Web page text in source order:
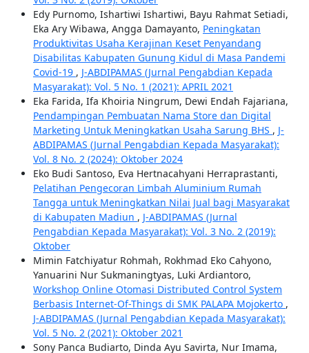
Edy Purnomo, Ishartiwi Ishartiwi, Bayu Rahmat Setiadi,
Eka Ary Wibawa, Angga Damayanto, Peningkatan
Produktivitas Usaha Kerajinan Keset Penyandang
Disabilitas Kabupaten Gunung Kidul di Masa Pandemi
Covid-19 , J-ABDIPAMAS (Jurnal Pengabdian Kepada
Masyarakat): Vol. 5 No. 1 (2021): APRIL 2021
Eka Farida, Ifa Khoiria Ningrum, Dewi Endah Fajariana,
Pendampingan Pembuatan Nama Store dan Digital
Marketing Untuk Meningkatkan Usaha Sarung BHS , J-
ABDIPAMAS (Jurnal Pengabdian Kepada Masyarakat):
Vol. 8 No. 2 (2024): Oktober 2024
Eko Budi Santoso, Eva Hertnacahyani Herraprastanti,
Pelatihan Pengecoran Limbah Aluminium Rumah
Tangga untuk Meningkatkan Nilai Jual bagi Masyarakat
di Kabupaten Madiun , J-ABDIPAMAS (Jurnal
Pengabdian Kepada Masyarakat): Vol. 3 No. 2 (2019):
Oktober
Mimin Fatchiyatur Rohmah, Rokhmad Eko Cahyono,
Yanuarini Nur Sukmaningtyas, Luki Ardiantoro,
Workshop Online Otomasi Distributed Control System
Berbasis Internet-Of-Things di SMK PALAPA Mojokerto ,
J-ABDIPAMAS (Jurnal Pengabdian Kepada Masyarakat):
Vol. 5 No. 2 (2021): Oktober 2021
Sony Panca Budiarto, Dinda Ayu Savirta, Nur Imama,